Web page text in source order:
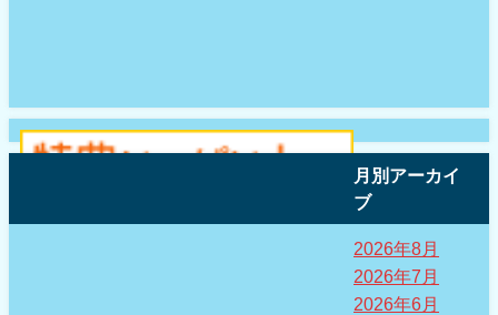
月別アーカイ
ブ
2026年8月
2026年7月
2026年6月